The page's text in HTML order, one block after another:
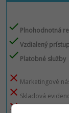
check Plnohodnotná
checkVzdialený
check Platobné služby
close Marketingové
close Skladová
close